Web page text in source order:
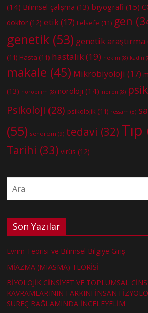
(14) Bilimsel çalışma (13) biyografi (15)
doktor (12) etik(17) Felsefe (11) gen
genetik (53) genetik araştırma
(11) Hasta (11) hastalık(19) hekim (8) kadın
makale (45) Mikrobiyoloji (17)
(13) nörobilim (8) nöroloji (14) nöron (8)
Psikoloji (28) psikolojik (11) ressam (8)
(55) sendrom (9) tedavi (32) Tıp
Tarihi (33) virüs (12)
Son Yazılar
Evrim Teorisi ve Bilimsel Bilgiye Giriş
MİAZMA (MIASMA) TEORİSİ
BİYOLOJİK CİNSİYET VE TOPLUMSAL
KAVRAMLARININ FARKINI İNSAN
SÜREÇ BAĞLAMINDA İNCELEYELİM